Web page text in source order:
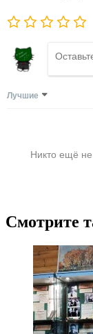
Лучшие
Никто ещё
Смотрите